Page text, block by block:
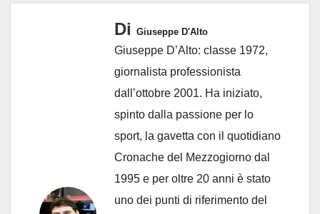
Di Giuseppe D'Alto
Giuseppe D’Alto: classe 1972,
giornalista professionista
dall’ottobre 2001. Ha iniziato,
spinto dalla passione per lo
sport, la gavetta con il quotidiano
Cronache del Mezzogiorno dal
1995 e per oltre 20 anni è stato
uno dei punti di riferimento del